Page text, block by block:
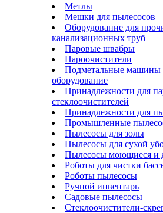
Метлы
Мешки для пылесосов
Оборудование для
канализационных труб
Паровые швабры
Пароочистители
Подметальные машины
оборудование
Принадлежности для
стеклоочистителей
Принадлежности для
Промышленные
Пылесосы для золы
Пылесосы для сухой
Пылесосы моющиеся и
Роботы для чистки
Роботы пылесосы
Ручной инвентарь
Садовые пылесосы
Стеклоочистители-